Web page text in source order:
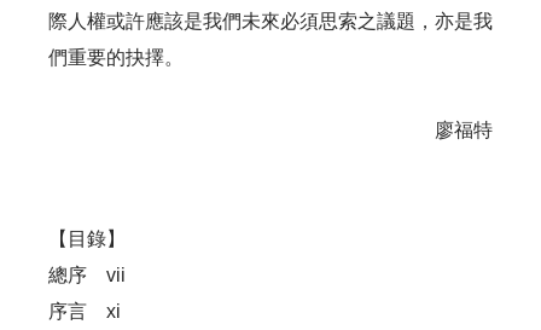
際人權或許應該是我們未來必須思索之議題，亦是我
們重要的抉擇。
廖福特
【目錄】
總序 vii
序言 xi